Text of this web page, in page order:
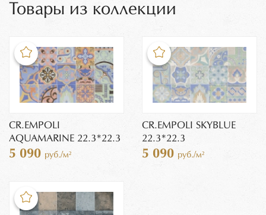
Товары из коллекции
CR.EMPOLI
AQUAMARINE 22.3*22.3
5 090 руб./м²
CR.EMPOLI SKYBLUE
22.3*22.3
5 090 руб./м²